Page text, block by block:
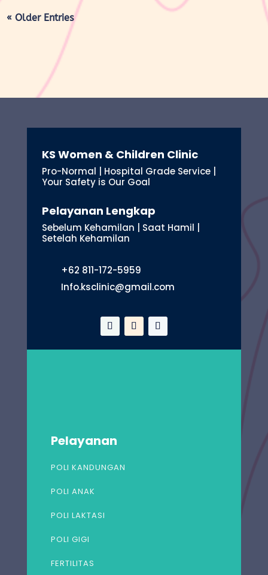
« Older Entries
KS Women & Children Clinic
Pro-Normal | Hospital Grade Service |
Your Safety is Our Goal
Pelayanan Lengkap
Sebelum Kehamilan | Saat Hamil |
Setelah Kehamilan
+62 811-172-5959
Info.ksclinic@gmail.com
Pelayanan
POLI KANDUNGAN
POLI ANAK
POLI LAKTASI
POLI GIGI
FERTILITAS